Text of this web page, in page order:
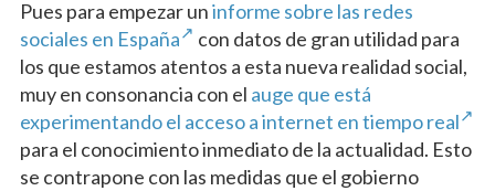
Pues para empezar uninforme sobre las redes
sociales en España
con datos de gran utilidad para
los que estamos atentos a esta nueva realidad social,
muy en consonancia con el auge que está
experimentando el acceso a internet en tiempo real
para el conocimiento inmediato de la actualidad. Esto
se contrapone con las medidas que el gobierno